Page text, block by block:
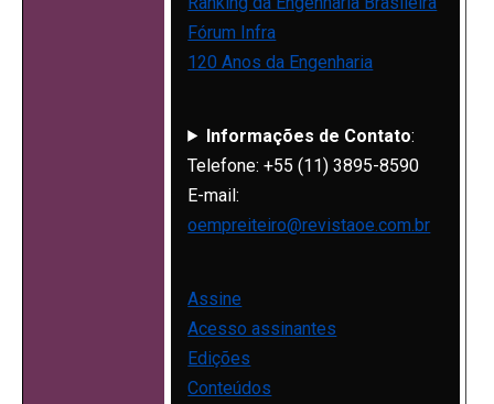
Fórum Infra
120 Anos da Engenharia
Informações de Contato:
Telefone: +55 (11) 3895-8590
E-mail:
oempreiteiro@revistaoe.com.br
Assine
Acesso assinantes
Edições
Conteúdos